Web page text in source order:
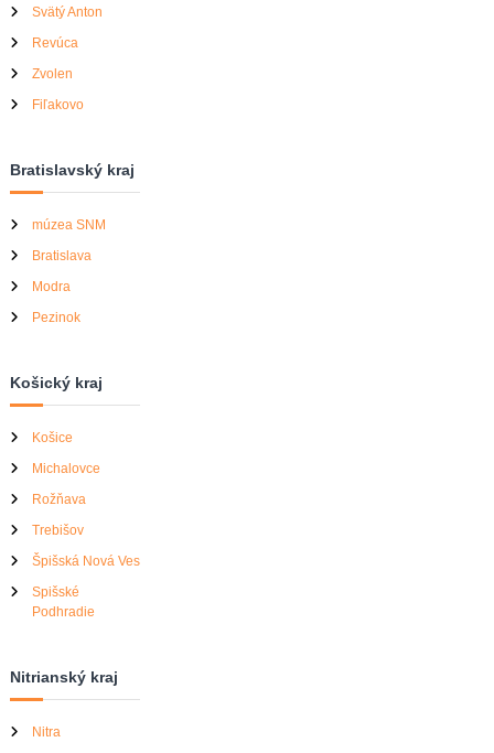
l
á
n
k
u
Svätý Anton
Revúca
Zvolen
Fiľakovo
Bratislavský kraj
múzea SNM
Bratislava
Modra
Pezinok
Košický kraj
Košice
Michalovce
Rožňava
Trebišov
Špišská Nová Ves
Spišské
Podhradie
Nitrianský kraj
Nitra